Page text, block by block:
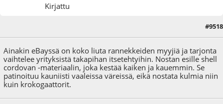
Kirjattu
#9518
Ainakin eBayssä on koko liuta rannekkeiden myyjiä ja tarjonta
vaihtelee yrityksistä takapihan itsetehtyihin. Nostan esille shell
cordovan -materiaalin, joka kestää kaiken ja kauemmin. Se
patinoituu kauniisti vaaleissa väreissä, eikä nostata kulmia niin
kuin krokogaattorit.